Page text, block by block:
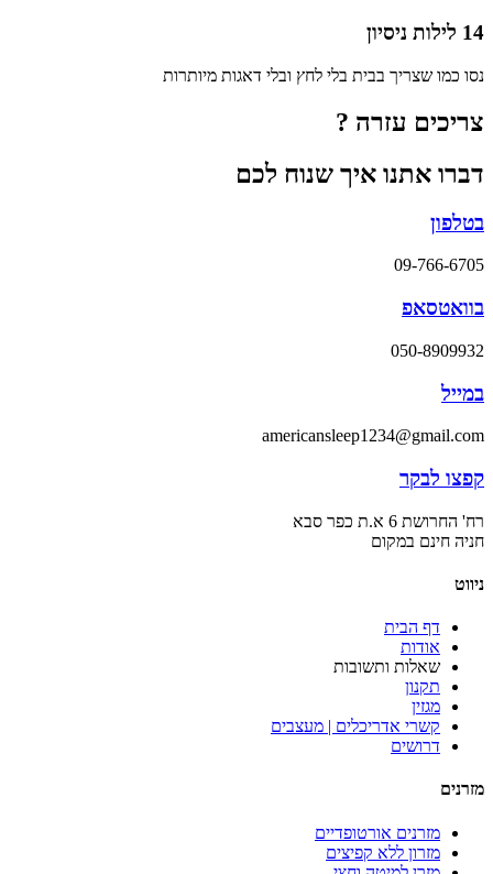
14 לילות ניסיון
נסו כמו שצריך בבית בלי לחץ ובלי דאגות מיותרות
צריכים עזרה ?
דברו אתנו איך שנוח לכם
בטלפון
09-766-6705
בוואטסאפ
050-8909932
במייל
americansleep1234@gmail.com
קפצו לבקר
רח' החרושת 6 א.ת כפר סבא
חניה חינם במקום
ניווט
דף הבית
אודות
שאלות ותשובות
תקנון
מגזין
קשרי אדריכלים | מעצבים
דרושים
מזרנים
מזרנים אורטופדיים
מזרון ללא קפיצים